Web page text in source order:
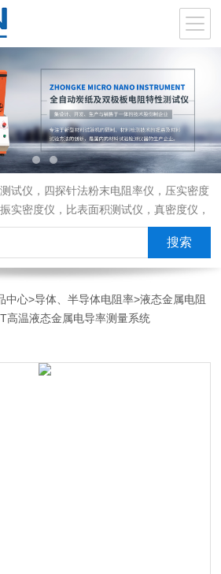
试仪，四探针法粉末电阻率仪，压实密度
实密度仪，比表面积测试仪，真密度仪，
仪，炭块二氧化碳反应测定仪
中心>导体、半导体电阻率>液态金属电阻
高温液态金属电导率测量系统